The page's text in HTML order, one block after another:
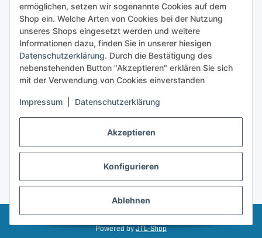
Akzeptieren
Konfigurieren
Ablehnen
ermöglichen, setzen wir sogenannte Cookies auf dem
Shop ein. Welche Arten von Cookies bei der Nutzung
unseres Shops eingesetzt werden und weitere
Informationen dazu, finden Sie in unserer hiesigen
Datenschutzerklärung. Durch die Bestätigung des
nebenstehenden Button "Akzeptieren" erklären Sie sich
mit der Verwendung von Cookies einverstanden
Impressum Datenschutzerklärung
Vertrag widerrufen
* Alle Preise inkl. gesetzlicher USt., zzgl.Versand
Powered byJTL-Shop